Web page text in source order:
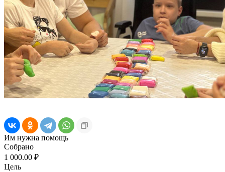
Им нужна помощь
Собрано
1 000.00 ₽
Цель